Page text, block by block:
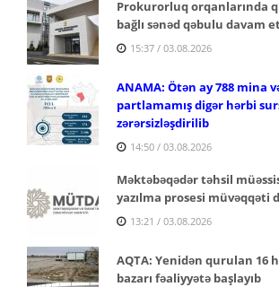
Prokurorluq orqanlarında
bağlı sənəd qəbulu davam
15:37 / 03.08.2026
ANAMA: Ötən ay 788 mina
partlamamış digər hərbi
zərərsizləşdirilib
14:50 / 03.08.2026
Məktəbəqədər təhsil
yazılma prosesi müvəqqəti
13:21 / 03.08.2026
AQTA: Yenidən qurulan 16
bazarı fəaliyyətə başlayıb